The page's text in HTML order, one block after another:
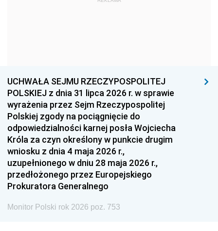
1954 1953 1952
1951 1950 1949
1948 1947
1939 1938 1937
1936 1930
UCHWAŁA SEJMU RZECZYPOSPOLITEJ
POLSKIEJ z dnia 31 lipca 2026 r. w sprawie
wyrażenia przez Sejm Rzeczypospolitej
Polskiej zgody na pociągnięcie do
odpowiedzialności karnej posła Wojciecha
Króla za czyn określony w punkcie drugim
wniosku z dnia 4 maja 2026 r.,
uzupełnionego w dniu 28 maja 2026 r.,
przedłożonego przez Europejskiego
Prokuratora Generalnego
Monitor Polski rok 2026 poz. 753